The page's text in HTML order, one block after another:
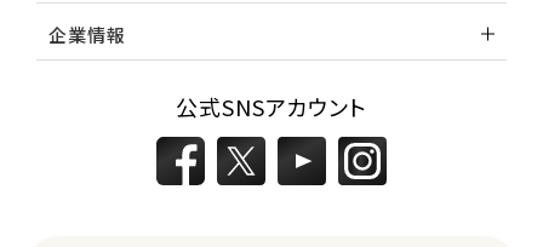
企業情報
公式SNSアカウント